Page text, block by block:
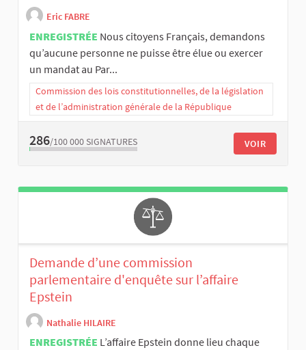
Eric FABRE
ENREGISTRÉE Nous citoyens Français, demandons
qu’aucune personne ne puisse être élue ou exercer
un mandat au Par...
Commission des lois constitutionnelles, de la législation
et de l’administration générale de la République
286/100 000 SIGNATURES VOIR
Demande d’une commission
parlementaire d'enquête sur l’affaire
Epstein
Nathalie HILAIRE
ENREGISTRÉE L’affaire Epstein donne lieu chaque